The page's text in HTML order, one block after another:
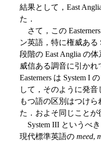
結果として，East
た．
さて，この
ン英語，特に権威ある
段階の East Anglia の
威信ある調音に引か
Easterners は System I
して，そのように発音
もつ語の区別はつけ
た．およそ同じことが
System III というべき
現代標準英語の meed,